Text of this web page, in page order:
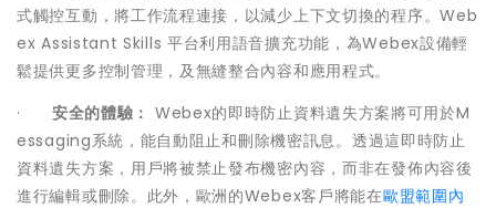
式觸控互動，將工作流程連接，以減少上下文切換的程序。Web
ex Assistant Skills 平台利用語音擴充功能，為Webex設備輕
鬆提供更多控制管理，及無縫整合內容和應用程式。
· 安全的體驗： Webex的即時防止資料遺失方案將可用於M
essaging系統，能自動阻止和刪除機密訊息。透過這即時防止
資料遺失方案，用戶將被禁止發布機密內容，而非在發佈內容後
進行編輯或刪除。此外，歐洲的Webex客戶將能在歐盟範圍內